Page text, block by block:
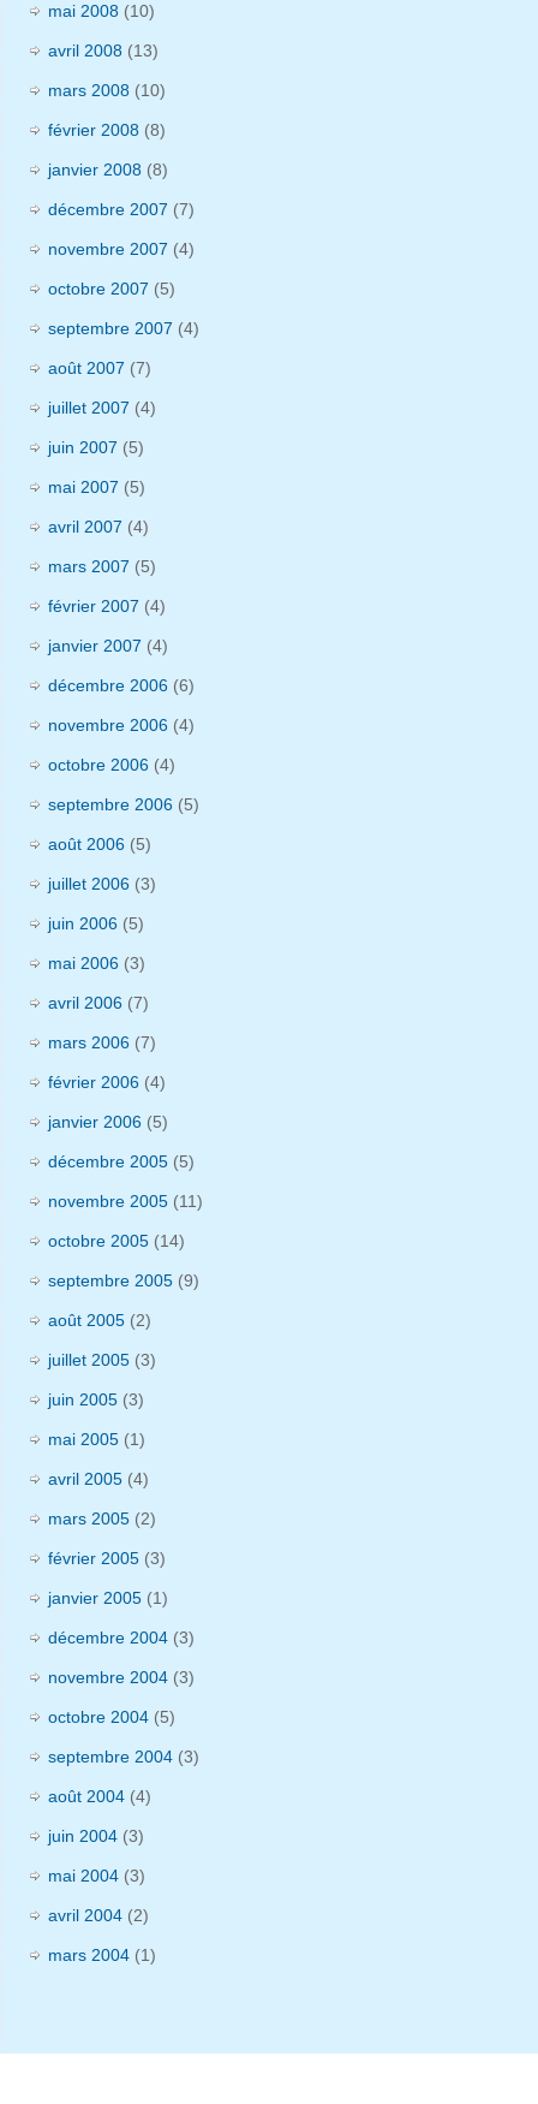
mai 2008 (10)
avril 2008 (13)
mars 2008 (10)
février 2008 (8)
janvier 2008 (8)
décembre 2007 (7)
novembre 2007 (4)
octobre 2007 (5)
septembre 2007 (4)
août 2007 (7)
juillet 2007 (4)
juin 2007 (5)
mai 2007 (5)
avril 2007 (4)
mars 2007 (5)
février 2007 (4)
janvier 2007 (4)
décembre 2006 (6)
novembre 2006 (4)
octobre 2006 (4)
septembre 2006 (5)
août 2006 (5)
juillet 2006 (3)
juin 2006 (5)
mai 2006 (3)
avril 2006 (7)
mars 2006 (7)
février 2006 (4)
janvier 2006 (5)
décembre 2005 (5)
novembre 2005 (11)
octobre 2005 (14)
septembre 2005 (9)
août 2005 (2)
juillet 2005 (3)
juin 2005 (3)
mai 2005 (1)
avril 2005 (4)
mars 2005 (2)
février 2005 (3)
janvier 2005 (1)
décembre 2004 (3)
novembre 2004 (3)
octobre 2004 (5)
septembre 2004 (3)
août 2004 (4)
juin 2004 (3)
mai 2004 (3)
avril 2004 (2)
mars 2004 (1)